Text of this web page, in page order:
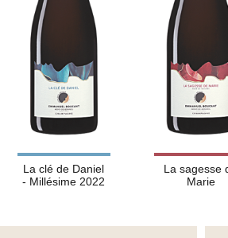
La clé de Daniel
- Millésime 2022
La sagesse
Marie